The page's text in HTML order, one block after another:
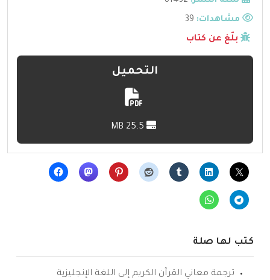
مشاهدات:
بلّغ عن كتاب
التحميل
كتب لها صلة
ترجمة معاني القرآن الكريم إلى اللغة الإنجليزية